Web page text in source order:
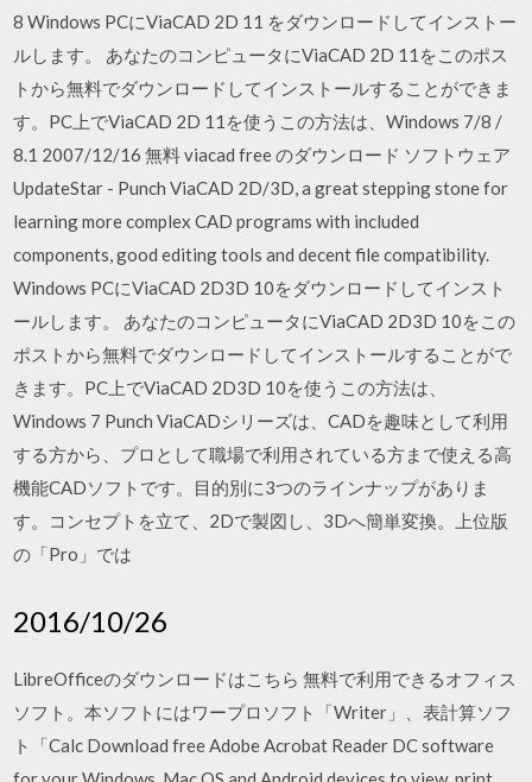
8 Windows PCにViaCAD 2D 11 をダウンロードしてインストー
ルします。 あなたのコンピュータにViaCAD 2D 11をこのポス
トから無料でダウンロードしてインストールすることができま
す。PC上でViaCAD 2D 11を使うこの方法は、Windows 7/8 /
8.1 2007/12/16 無料 viacad free のダウンロード ソフトウェア
UpdateStar - Punch ViaCAD 2D/3D, a great stepping stone for
learning more complex CAD programs with included
components, good editing tools and decent file compatibility.
Windows PCにViaCAD 2D3D 10をダウンロードしてインスト
ールします。 あなたのコンピュータにViaCAD 2D3D 10をこの
ポストから無料でダウンロードしてインストールすることがで
きます。PC上でViaCAD 2D3D 10を使うこの方法は、
Windows 7 Punch ViaCADシリーズは、CADを趣味として利用
する方から、プロとして職場で利用されている方まで使える高
機能CADソフトです。目的別に3つのラインナップがありま
す。コンセプトを立て、2Dで製図し、3Dへ簡単変換。上位版
の「Pro」では
2016/10/26
LibreOfficeのダウンロードはこちら 無料で利用できるオフィス
ソフト。本ソフトにはワープロソフト「Writer」、表計算ソフ
ト「Calc Download free Adobe Acrobat Reader DC software